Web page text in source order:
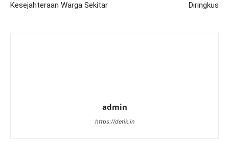
Kesejahteraan Warga Sekitar
Diringkus
admin
https://detik.in